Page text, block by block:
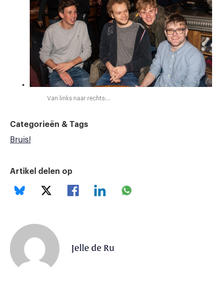
Van links naar rechts:…
Categorieën & Tags
Bruis!
Artikel delen op
Jelle de Ru